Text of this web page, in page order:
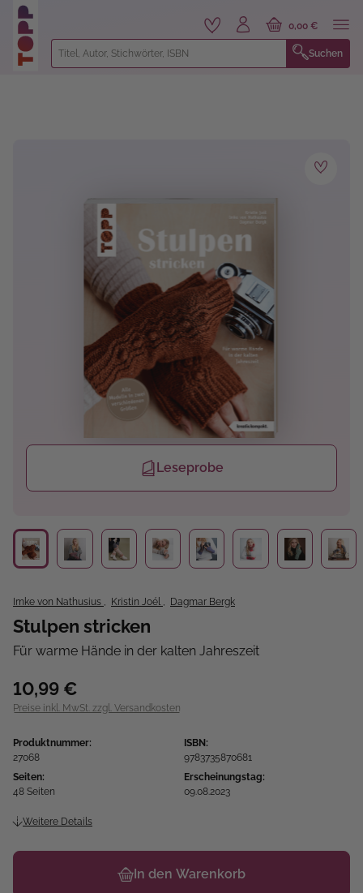
springen
Suchen
0,00 €
Leseprobe
Imke von Nathusius , Kristin Joél , Dagmar Bergk
Stulpen stricken
Für warme Hände in der kalten Jahreszeit
10,99 €
Preise inkl. MwSt. zzgl. Versandkosten
Produktnummer:
27068
ISBN:
9783735870681
Seiten:
48 Seiten
Erscheinungstag:
09.08.2023
Weitere Details
In den Warenkorb